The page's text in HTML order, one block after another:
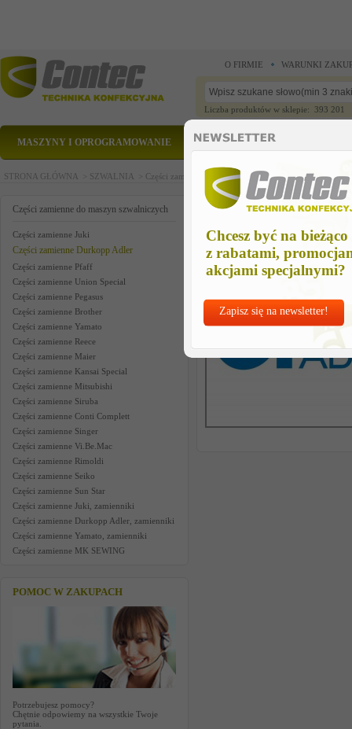
Chcesz być na bieżąco
z rabatami,
akcjami specjalnymi?
Zapisz się na newsletter!
O FIRMIE WARUNKI
Liczba produktów w sklepie: 393 201
MASZYNY I OPROGRAMOWANIE CZĘŚCI ZAMIENNE
STRONA GŁÓWNA > SZWALNIA > Części zamienne do maszyn szwalniczych >Części
Części zamienne do maszyn szwalniczych
Części zamienne Juki
Części zamienne Durkopp Adler
Części zamienne Pfaff
Części zamienne Union Special
Części zamienne Pegasus
Części zamienne Brother
Części zamienne Yamato
Części zamienne Reece
Części zamienne Maier
Części zamienne Kansai Special
Części zamienne Mitsubishi
Części zamienne Siruba
Części zamienne Conti Complett
Części zamienne Singer
Części zamienne Vi.Be.Mac
Części zamienne Rimoldi
Części zamienne Seiko
Części zamienne Sun Star
Części zamienne Juki, zamienniki
Części zamienne Durkopp Adler, zamienniki
Części zamienne Yamato, zamienniki
Części zamienne MK SEWING
POMOC W ZAKUPACH
Potrzebujesz pomocy?
Chętnie odpowiemy na wszystkie Twoje
pytania.
plate